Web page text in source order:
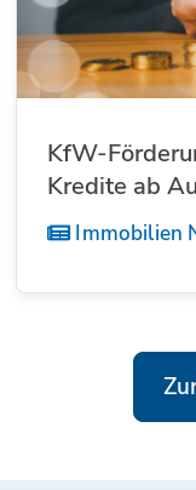
KfW-
Kredite ab
Immobilien